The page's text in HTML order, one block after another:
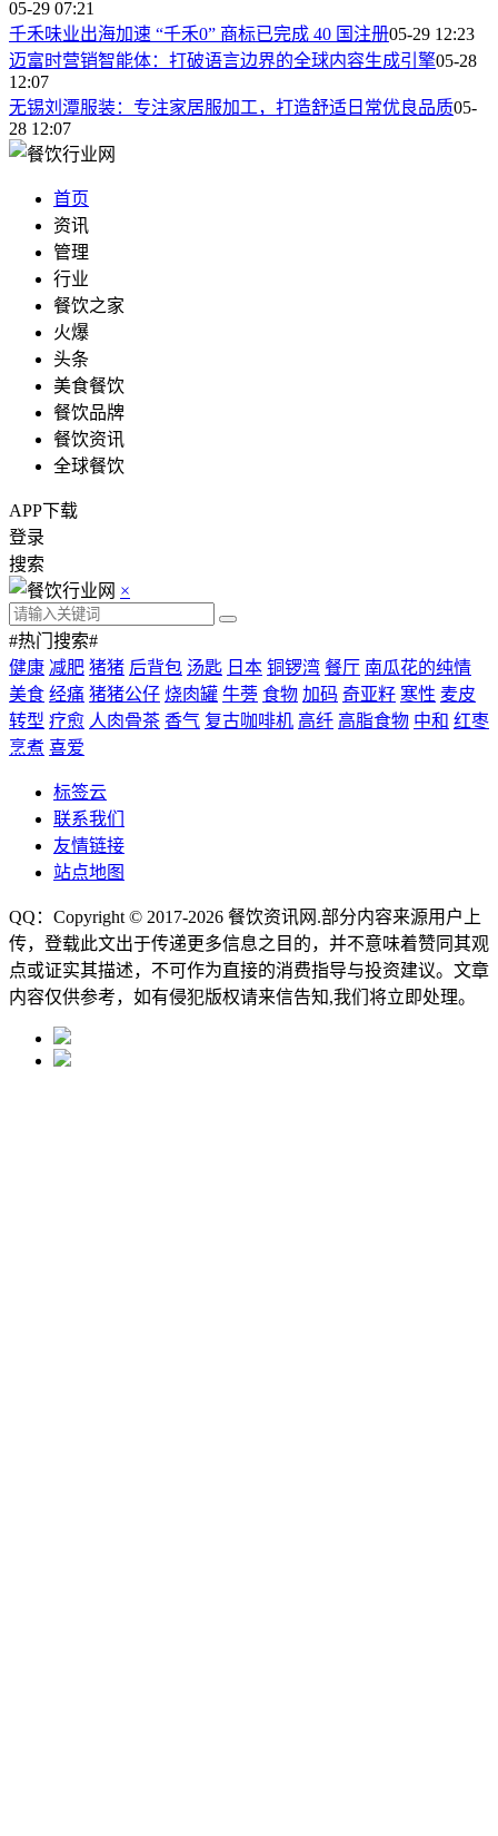
05-29 07:21
千禾味业出海加速 “千禾0” 商标已完成 40 国注册05-29 12:23
迈富时营销智能体：打破语言边界的全球内容生成引擎05-28
12:07
无锡刘潭服装：专注家居服加工，打造舒适日常优良品质05-
28 12:07
首页
资讯
管理
行业
餐饮之家
火爆
头条
美食餐饮
餐饮品牌
餐饮资讯
全球餐饮
APP下载
登录
搜索
×
#热门搜索#
健康 减肥 猪猪 后背包 汤匙 日本 铜锣湾 餐厅 南瓜花的纯情
美食 经痛 猪猪公仔 烧肉罐 牛蒡 食物 加码 奇亚籽 寒性 麦皮
转型 疗愈 人肉骨茶 香气 复古咖啡机 高纤 高脂食物 中和 红枣
烹煮 喜爱
标签云
联系我们
友情链接
站点地图
QQ：Copyright © 2017-2026 餐饮资讯网 .部分内容来源用户上
传，登载此文出于传递更多信息之目的，并不意味着赞同其观
点或证实其描述，不可作为直接的消费指导与投资建议。文章
内容仅供参考，如有侵犯版权请来信告知,我们将立即处理。